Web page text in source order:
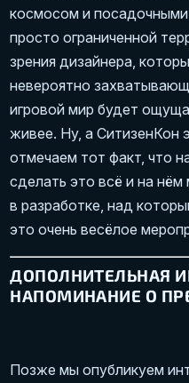
космосом и
просто ограниченной
зрения дизайнера,
невероятно
игровой мир будет
живее. Ну, а СитизенКон
отмечаем тот факт, что
сделать это всё и на
в разработке, над
это очень весёлое
ДОПОЛНИТЕЛЬНАЯ
НАПОМИНАНИЕ О
Позже мы опубликуем